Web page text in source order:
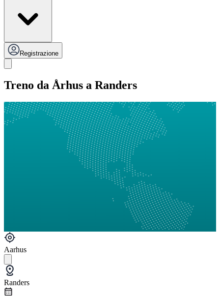
Registrazione
Treno da Århus a Randers
Aarhus
Randers